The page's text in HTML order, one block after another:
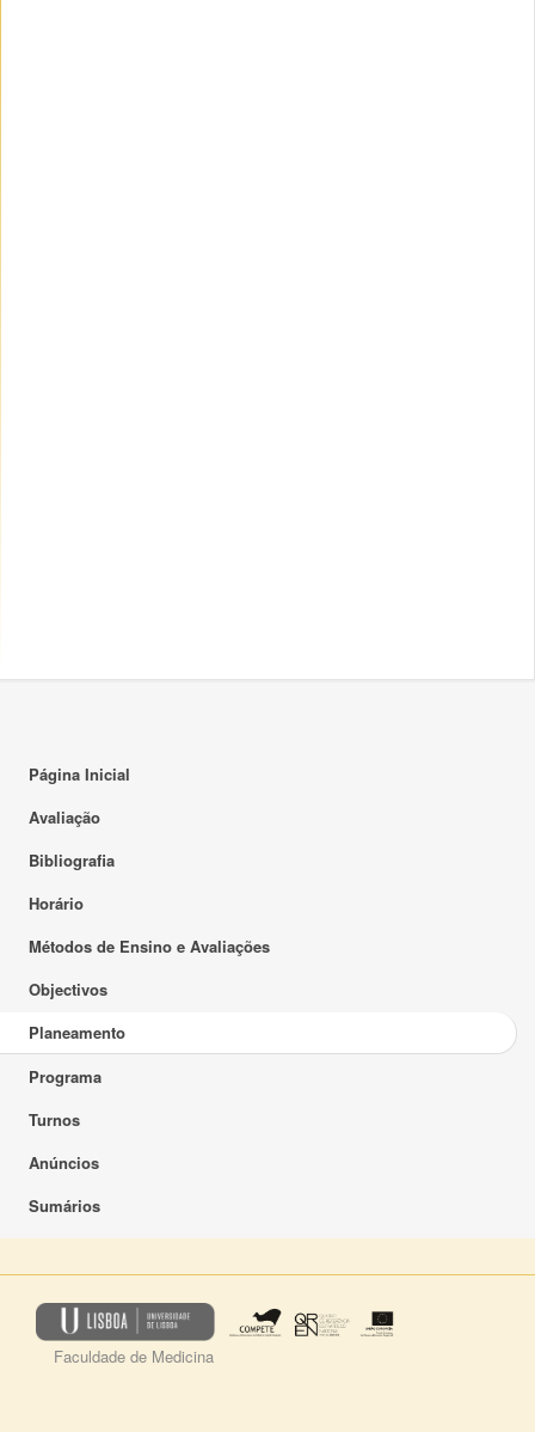
Página Inicial
Avaliação
Bibliografia
Horário
Métodos de Ensino e Avaliações
Objectivos
Planeamento
Programa
Turnos
Anúncios
Sumários
Faculdade de Medicina